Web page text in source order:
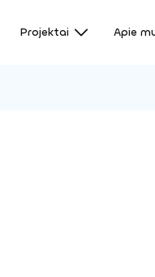
Projektai Apie